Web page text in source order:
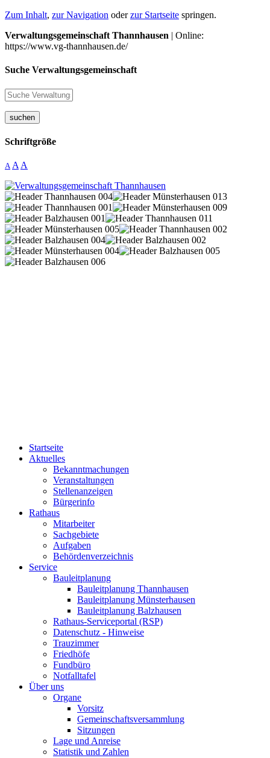
Zum Inhalt, zur Navigation oderzur Startseite springen.
Verwaltungsgemeinschaft Thannhausen | Online:
https://www.vg-thannhausen.de/
Suche Verwaltungsgemeinschaft
suchen
Schriftgröße
A A A
Startseite
Aktuelles
Bekanntmachungen
Veranstaltungen
Stellenanzeigen
Bürgerinfo
Rathaus
Mitarbeiter
Sachgebiete
Aufgaben
Behördenverzeichnis
Service
Bauleitplanung
Bauleitplanung Thannhausen
Bauleitplanung Münsterhausen
Bauleitplanung Balzhausen
Rathaus-Serviceportal (RSP)
Datenschutz - Hinweise
Trauzimmer
Friedhöfe
Fundbüro
Notfalltafel
Über uns
Organe
Vorsitz
Gemeinschaftsversammlung
Sitzungen
Lage und Anreise
Statistik und Zahlen